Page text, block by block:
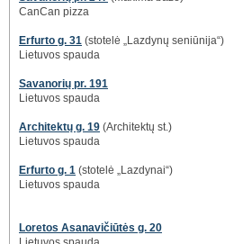
CanCan pizza
Erfurto g. 31 (stotelė „Lazdynų seniūnija“)
Lietuvos spauda
Savanorių pr. 191
Lietuvos spauda
Architektų g. 19 (Architektų st.)
Lietuvos spauda
Erfurto g. 1 (stotelė „Lazdynai“)
Lietuvos spauda
Loretos Asanavičiūtės g. 20